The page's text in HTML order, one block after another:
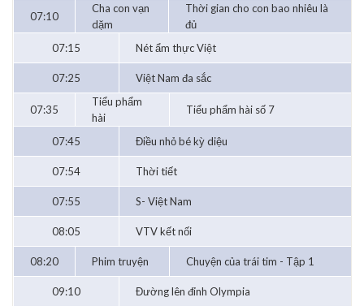
07:10
Cha con vạn
dặm
Thời gian cho con bao nhiêu là
đủ
07:15
Nét ẩm thực Việt
07:25 Việt Nam đa sắc
07:35
Tiểu phẩm
hài
Tiểu phẩm hài số 7
07:45 Điều nhỏ bé kỳ diệu
07:54 Thời tiết
07:55 S- Việt Nam
08:05 VTV kết nối
08:20 Phim truyện Chuyện của trái tim - Tập 1
09:10 Đường lên đỉnh Olympia